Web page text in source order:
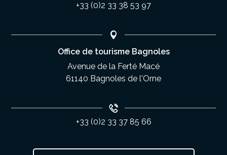
+33 (0)2 33 38 53 97
Office de tourisme Bagnoles
Avenue de la Ferté Macé
61140 Bagnoles de l'Orne
+33 (0)2 33 37 85 66